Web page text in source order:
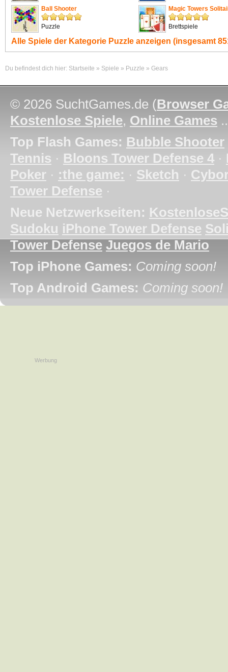
Ball Shooter
Puzzle
Magic Towers
Brettspiele
Alle Spiele der Kategorie Puzzle anzeigen (insgesamt
Du befindest dich hier: Startseite » Spiele » Puzzle » Gears
© 2026 SuchtGames.de (Browser
Kostenlose Spiele, Online Games
Top Flash Games: Bubble Shooter
Tennis · Bloons Tower Defense 4 ·
Poker · :the game: · Sketch ·
Tower Defense ·
Neue Netzwerkseiten:
Sudoku iPhone Tower Defense
Tower Defense Juegos de Mario
Top iPhone Games: Coming soon!
Top Android Games: Coming soon!
Werbung